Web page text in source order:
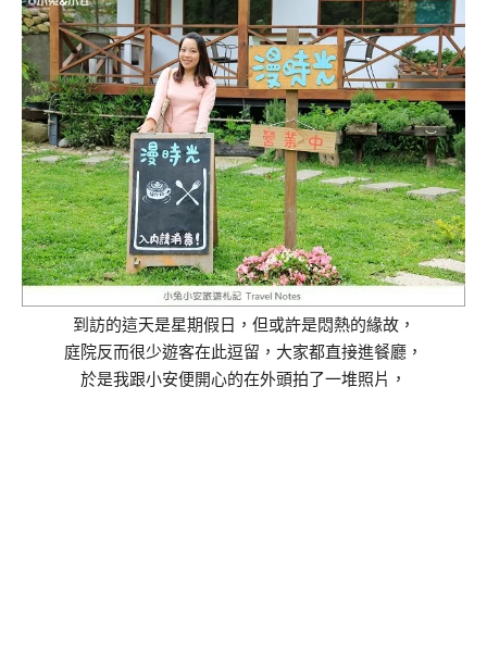
到訪的這天是星期假日，但或許是悶熱的緣故，
庭院反而很少遊客在此逗留，大家都直接進餐廳，
於是我跟小安便開心的在外頭拍了一堆照片，